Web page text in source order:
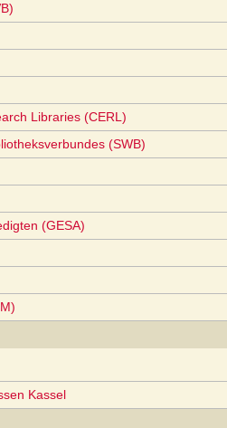
Libraries (CERL)
(SWB)
(GESA)
Kassel